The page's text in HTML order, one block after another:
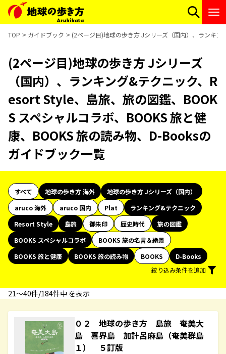
TOP ガイドブック (2ページ目)地球の歩き方 Jシリーズ（国内）、ランキ
(2ページ目)地球の歩き方 Jシリーズ
（国内）、ランキング&テクニック、R
esort Style、島旅、旅の図鑑、BOOK
S スペシャルコラボ、BOOKS 旅と健
康、BOOKS 旅の読み物、D-Booksの
ガイドブック一覧
すべて 地球の歩き方 海外
地球の歩き方 Jシリーズ（国内）
aruco 海外
aruco 国内 Plat
ランキング&テクニック
Resort Style
島旅 御朱印 歴史時代
旅の図鑑
BOOKS スペシャルコラボ
BOOKS 旅の名言＆絶景
BOOKS 旅と健康
BOOKS 旅の読み物 BOOKS
D-Books
絞り込み条件を追加
21〜40件/184件中 を表示
０２ 地球の歩き方 島旅 奄美大
島 喜界島 加計呂麻島（奄美群島
１） ５訂版